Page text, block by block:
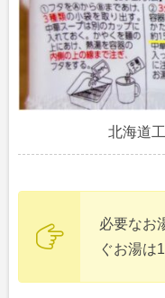
北海道
必要なお
ぐお湯は